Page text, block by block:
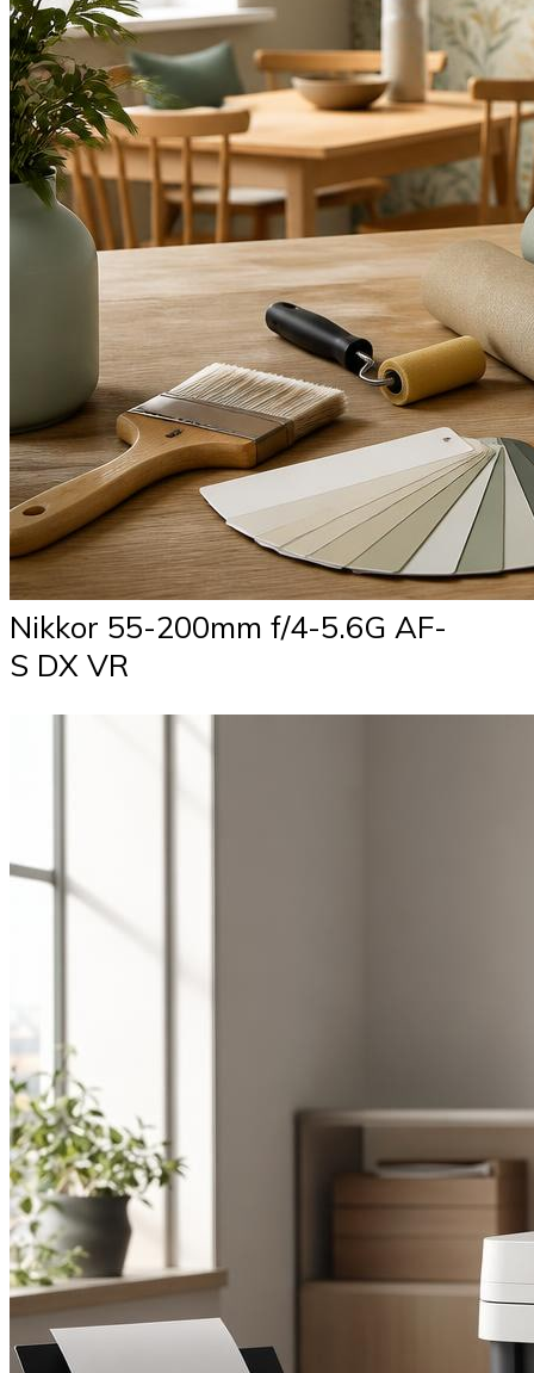
Nikkor 55-200mm f/4-5.6G AF-
S DX VR